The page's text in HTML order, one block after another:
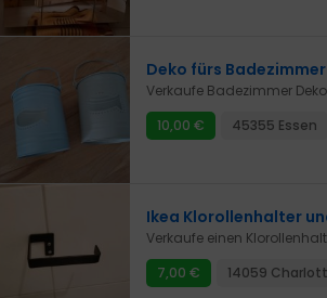
Deko fürs Badezimmer
10,00 €
45355 Essen
7,00 €